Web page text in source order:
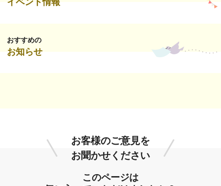
イベント情報
おすすめの
お知らせ
お客様のご意見を
お聞かせください
このページは